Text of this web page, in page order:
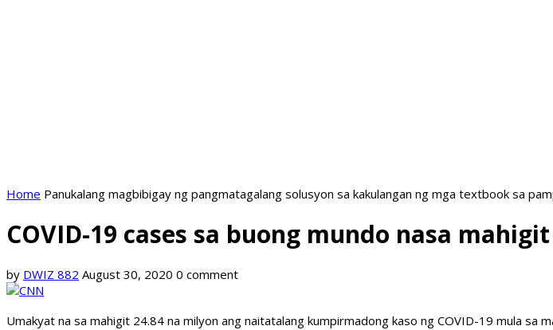
Home Panukalang magbibigay ng pangmatagalang solusyon sa kakulangan ng mga textbook sa
COVID-19 cases sa buong mundo nasa
by DWIZ 882 August 30, 2020 0 comment
Umakyat na sa mahigit 24.84 na milyon ang naitatalang kumpirmadong kaso ng COVID-19 mula sa